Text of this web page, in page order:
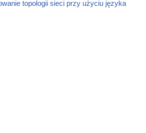
topologii sieci przy użyciu języka